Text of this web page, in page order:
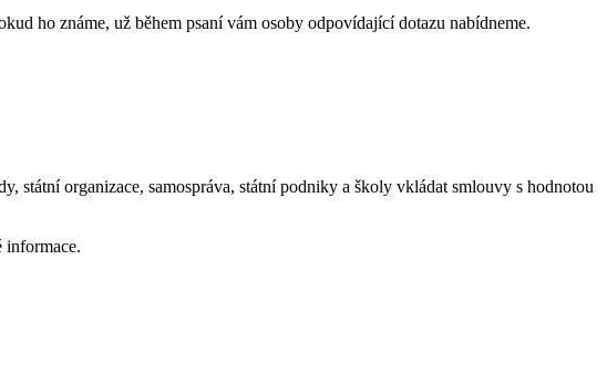
ho známe, už během psaní vám osoby odpovídající dotazu nabídneme.
státní organizace, samospráva, státní podniky a školy vkládat smlouvy s hodnotou
informace.